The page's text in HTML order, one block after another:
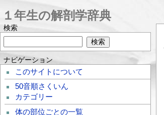
１年生の解剖学辞典
検索
ナビゲーション
このサイトについて
50音順さくいん
カテゴリー
体の部位ごとの一覧